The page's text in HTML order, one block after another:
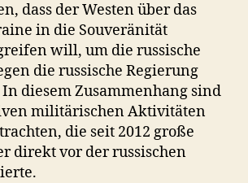
dass der Westen über das
in die Souveränität
will, um die russische
die russische Regierung
diesem Zusammenhang sind
militärischen Aktivitäten
die seit 2012 große
direkt vor der russischen